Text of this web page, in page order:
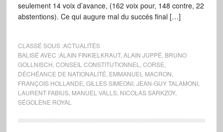
seulement 14 voix d’avance, (162 voix pour, 148 contre, 22
abstentions). Ce qui augure mal du succés final […]
CLASSÉ SOUS :ACTUALITÉS
BALISÉ AVEC :ALAIN FINKIELKRAUT, ALAIN JUPPÉ BRUNO
GOLLNISCH CONSEIL CONSTITUTIONNEL CORSE
DÉCHÉANCE DE NATIONALITÉ EMMANUEL MACRON
FRANÇOIS HOLLANDE GILLES SIMEONI, JEAN-GUY TALAMONI,
LAURENT FABIUS, MANUEL VALLS, NICOLAS SARKZOY,
SÉGOLÈNE ROYAL